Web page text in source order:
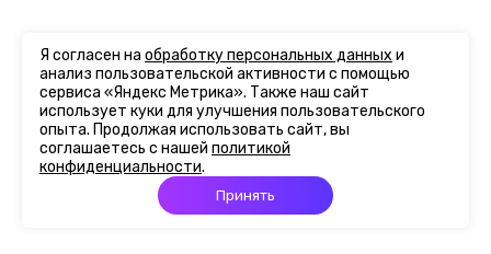
Я согласен на обработку персональных данных и
анализ пользовательской активности с помощью
сервиса «Яндекс Метрика». Также наш сайт
использует куки для улучшения пользовательского
опыта. Продолжая использовать сайт, вы
соглашаетесь с нашей политикой
конфиденциальности.
Принять